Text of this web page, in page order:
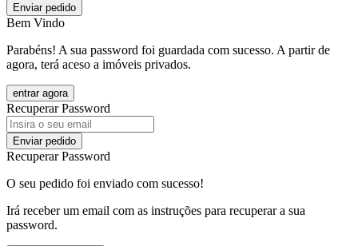
Enviar pedido
Bem Vindo
Parabéns! A sua password foi guardada com sucesso. A partir de
agora, terá aceso a imóveis privados.
entrar agora
Recuperar Password
Enviar pedido
Recuperar Password
O seu pedido foi enviado com sucesso!
Irá receber um email com as instruções para recuperar a sua
password.